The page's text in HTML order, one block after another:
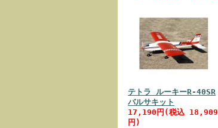
テトラ ルーキーR-40SR
バルサキット
17,190円(税込 18,909
円)